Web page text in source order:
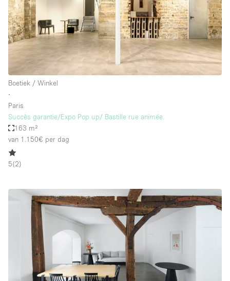
Boetiek / Winkel
∙
Paris
Succès garantie/Expo Pop up/ Bastille rue animée.
163 m²
van 1.150€ per dag
5(2)